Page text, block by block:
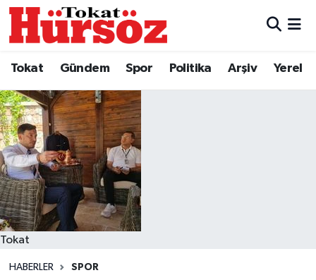
Tokat Gündem Spor Politika Arşiv Yerel
Tokat
HABERLER SPOR
Türkiye Gündemi
Gündem
Asayiş
Spor
Politika
Tokat Spor
Hava Durumu
Tokat Namaz Vakitleri
Trafik Durumu
Süper Lig Puan Durumu ve Fikstür
Tüm Manşetler
Son Dakika Haberleri